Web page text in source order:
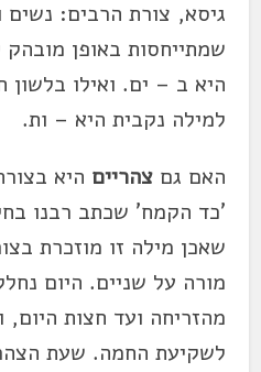
גיסא, צורת הרבים: נשים
שמתייחסות באופן
היא ב – ים. ואילו בלשון
למילה נקבית היא – ות.
האם גםצהריים היא
שאכן מילה זו מוזכרת
מורה על שניים. היום
מהזריחה ועד חצות היום,
לשקיעת החמה. שעת